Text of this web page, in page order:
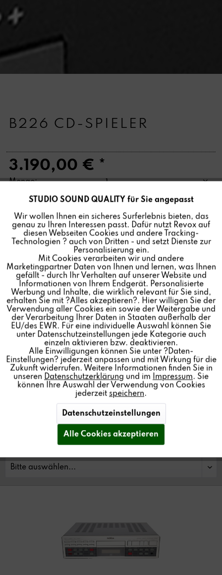
B226 CD-SPIELER
3.190,00 € *
Menge:
In den Warenkorb
Der B226 CD-Spieler wurde von 1986-1994 gebaut. Er ist
ausgezeichnet für seine innovative Technologie und die
High Fidelity Klangqualität. Als Hersteller revidieren wir
seit Jahrzehnten mit Originalersatzteilen unsere Revox
Geräte. Sie erhalten den B226 bei uns komplett
generalüberholt und aufbereitet. Als beeindruckendes
Endresultat entsteht ein neuwertiges Produkt.
Classic Service:
+49 7721 8704-43
Funktionale Aktiv
Marketing Inaktiv
Tracking Inaktiv
Personalisierung Inaktiv
Service Inaktiv
STUDIO SOUND QUALITY für Sie angepasst
Wir wollen Ihnen ein sicheres Surferlebnis bieten, das
genau zu Ihren Interessen passt. Dafür nutzt Revox auf
diesen Webseiten Cookies und andere Tracking-
Technologien ? auch von Dritten - und setzt Dienste zur
Personalisierung ein.
Mit Cookies verarbeiten wir und andere
Marketingpartner Daten von Ihnen und lernen, was Ihnen
gefällt - durch Ihr Verhalten auf unserer Website und
Informationen von Ihrem Endgerät. Personalisierte
Werbung und Inhalte, die wirklich relevant für Sie sind,
erhalten Sie mit ?Alles akzeptieren?. Hier willigen Sie der
Verwendung aller Cookies ein sowie der Weitergabe und
der Verarbeitung Ihrer Daten in Staaten außerhalb der
EU/des EWR. Für eine individuelle Auswahl können Sie
unter Datenschutzeinstellungen jede Kategorie auch
einzeln aktivieren bzw. deaktivieren.
Alle Einwilligungen können Sie unter ?Daten-
Einstellungen? jederzeit anpassen und mit Wirkung für die
Zukunft widerrufen. Weitere Informationen finden Sie in
unseren Datenschutzerklärung und im Impressum. Sie
können Ihre Auswahl der Verwendung von Cookies
jederzeit speichern.
Datenschutzeinstellungen
Alle Cookies akzeptieren